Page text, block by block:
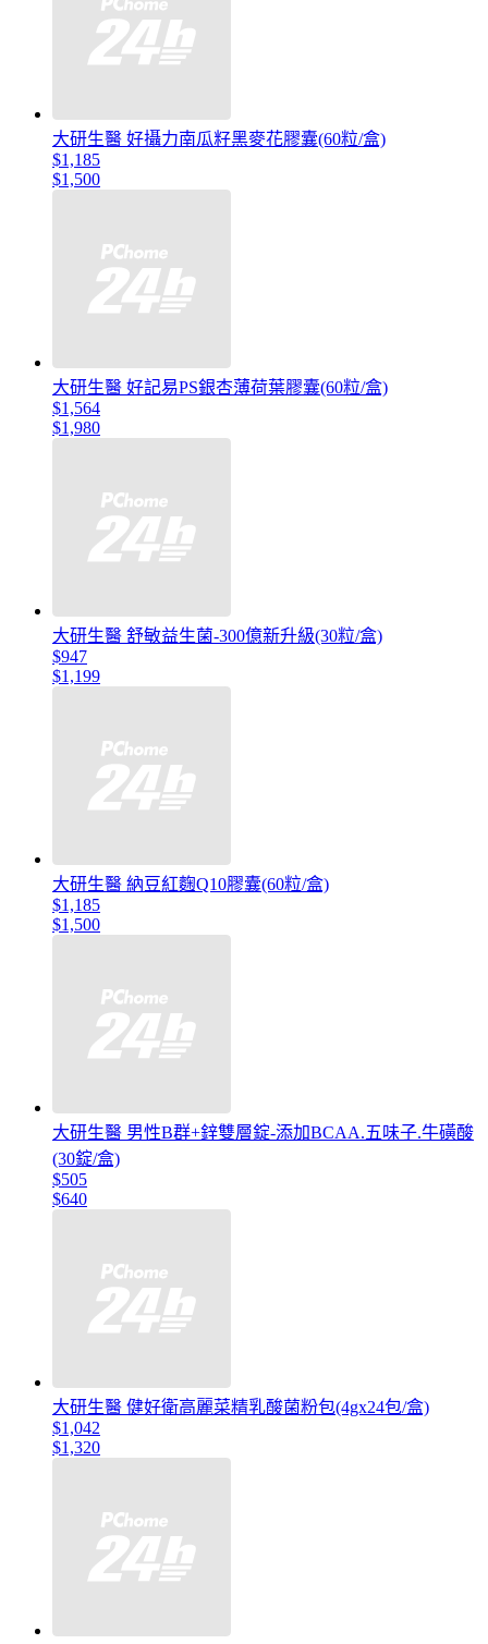
大研生醫 好攝力南瓜籽黑麥花膠囊(60粒/盒)
$1,185
$1,500
大研生醫 好記易PS銀杏薄荷葉膠囊(60粒/盒)
$1,564
$1,980
大研生醫 舒敏益生菌-300億新升級(30粒/盒)
$947
$1,199
大研生醫 納豆紅麴Q10膠囊(60粒/盒)
$1,185
$1,500
大研生醫 男性B群+鋅雙層錠-添加BCAA.五味子.牛磺酸
(30錠/盒)
$505
$640
大研生醫 健好衛高麗菜精乳酸菌粉包(4gx24包/盒)
$1,042
$1,320